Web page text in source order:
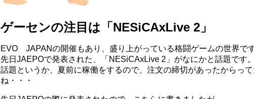
ゲーセンの注目は「NESiCAxLive 2」
EVO JAPANの開催もあり、盛り上がっている格闘ゲームの世界で
先日JAEPOで発表された、「NESiCAxLive 2」がなにかと話題です。
話題というか、夏前に稼働をするので、注文の締切があったからっ
ね・・・